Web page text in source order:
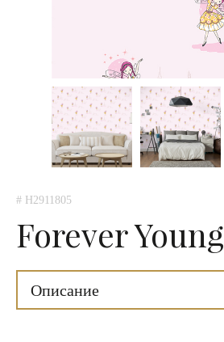
# H2911805
Forever Young
Описание